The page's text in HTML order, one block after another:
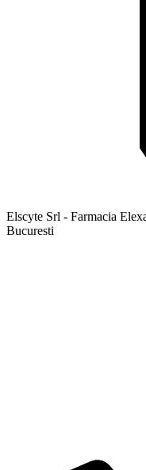
Elscyte Srl - Farmacia
Bucuresti